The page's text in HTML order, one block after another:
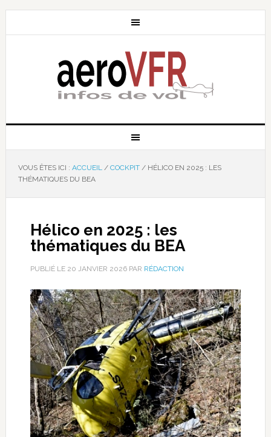
VOUS ÊTES ICI : ACCUEIL / COCKPIT /HÉLICO EN 2025 : LES
THÉMATIQUES DU BEA
Hélico en 2025 : les
thématiques du BEA
PUBLIÉ LE 20 JANVIER 2026PAR RÉDACTION